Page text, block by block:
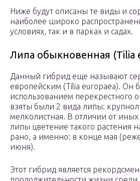
Ниже будут описаны те виды и
наиболее широко
условиях, так и в парках и садах.
Липа обыкновенная (Tilia
Данный гибрид еще называют
европейским (Tilia europaea). Он
использованием перекрестного
взяты были 2 вида липы:
мелколистная. В отличии от
липы цветение такого растения
рано, а именно: в конце мая
июня).
Этот гибрид является